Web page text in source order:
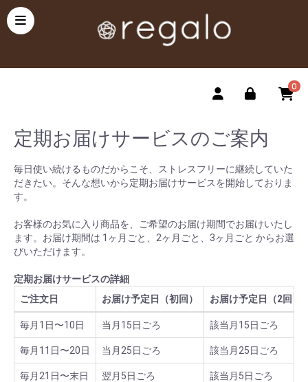
0
定期お届けサービスのご案内
毎日使い続けるものだからこそ、ストレスフリーに継続していた
だきたい。そんな想いから定期お届けサービスを開始しておりま
す。
お客様のお気に入り商品を、ご希望のお届け期間でお届けいたし
ます。お届け期間は 1ヶ月ごと、2ヶ月ごと、3ヶ月ごと からお選
びいただけます。
定期お届けサービスの詳細
ご注文日
お届け予定日（初回） お届け予定日（2回目
毎月1日〜10日 当月15日ごろ 該当月15日ごろ
毎月11日〜20日 当月25日ごろ 該当月25日ごろ
毎月21日〜末日 翌月5日ごろ 該当月5日ごろ